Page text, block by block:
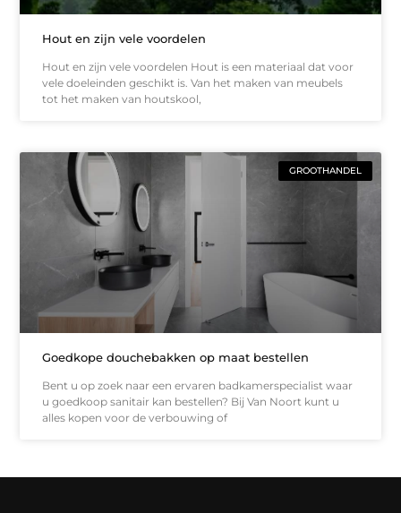
Hout en zijn vele voordelen
Hout en zijn vele voordelen Hout is een materiaal dat voor
vele doeleinden geschikt is. Van het maken van meubels
tot het maken van houtskool,
GROOTHANDEL
Goedkope douchebakken op maat bestellen
Bent u op zoek naar een ervaren badkamerspecialist waar
u goedkoop sanitair kan bestellen? Bij Van Noort kunt u
alles kopen voor de verbouwing of